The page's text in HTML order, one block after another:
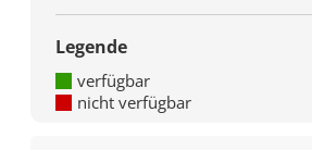
Legende
verfügbar
nicht verfügbar